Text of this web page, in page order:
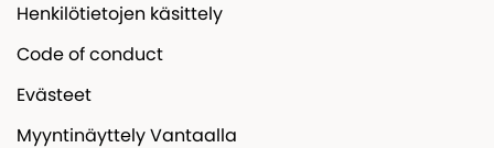
Henkilötietojen käsittely
Code of conduct
Evästeet
Myyntinäyttely Vantaalla